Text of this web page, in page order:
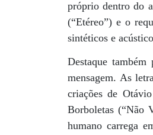
próprio dentro do
(“Etéreo”) e o
sintéticos e
Destaque
mensagem. As
criações de
Borboletas (“Não
humano carrega